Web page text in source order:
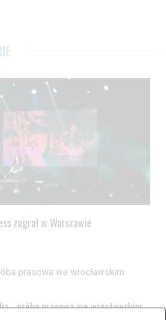
zagrał w Warszawie
- próba prasowa we wrocławskim